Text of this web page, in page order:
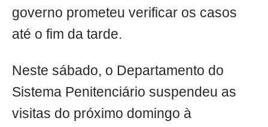
governo prometeu verificar os casos
até o fim da tarde.
Neste sábado, o Departamento do
Sistema Penitenciário suspendeu as
visitas do próximo domingo à